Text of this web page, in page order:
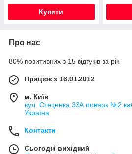
Купити
Про нас
80% позитивних з 15 відгуків за рік
Працює з 16.01.2012
м. Київ
вул. Стеценка 33А поверх №2
Україна
Контакти
Сьогодні вихідний